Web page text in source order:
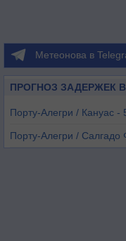
Метеонова в
ПРОГНОЗ ЗАДЕРЖЕК
Порту-Алегри / Кануас -
Порту-Алегри / Салгадо